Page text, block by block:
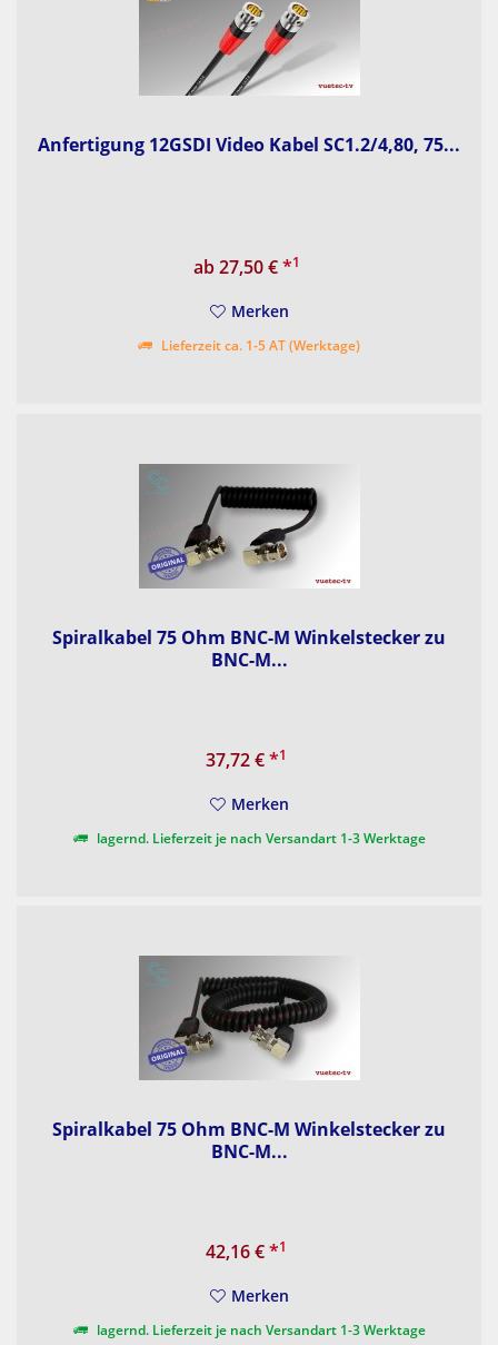
Anfertigung 12GSDI Video Kabel SC1.2/4,80, 75...
ab 27,50 €*1
Merken
Lieferzeit ca. 1-5 AT (Werktage)
Spiralkabel 75 Ohm BNC-M Winkelstecker zu
BNC-M...
37,72 €*1
Merken
lagernd. Lieferzeit je nach Versandart 1-3 Werktage
Spiralkabel 75 Ohm BNC-M Winkelstecker zu
BNC-M...
42,16 €*1
Merken
lagernd. Lieferzeit je nach Versandart 1-3 Werktage